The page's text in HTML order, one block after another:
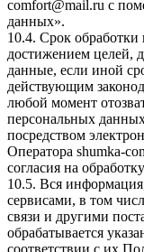
comfort@mail.ru с
данных».
10.4. Срок обработки
достижением целей,
данные, если иной
действующим
любой момент
персональных
посредством
Оператора shumka-
согласия на
10.5. Вся
сервисами, в том
связи и другими
обрабатывается
соответствии с их